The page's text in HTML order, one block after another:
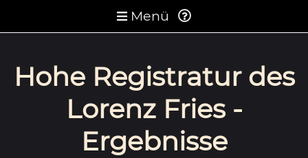
Menü
Hohe Registratur des
Lorenz Fries -
Ergebnisse